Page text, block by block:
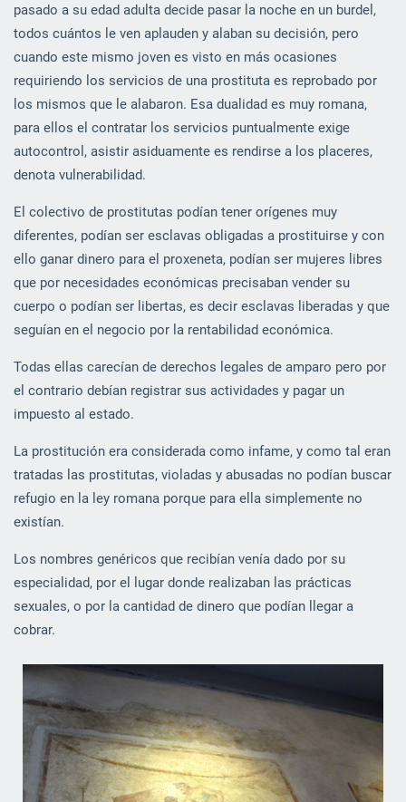
pasado a su edad adulta decide pasar la noche en un burdel,
todos cuántos le ven aplauden y alaban su decisión, pero
cuando este mismo joven es visto en más ocasiones
requiriendo los servicios de una prostituta es reprobado por
los mismos que le alabaron. Esa dualidad es muy romana,
para ellos el contratar los servicios puntualmente exige
autocontrol, asistir asiduamente es rendirse a los placeres,
denota vulnerabilidad.
El colectivo de prostitutas podían tener orígenes muy
diferentes, podían ser esclavas obligadas a prostituirse y con
ello ganar dinero para el proxeneta, podían ser mujeres libres
que por necesidades económicas precisaban vender su
cuerpo o podían ser libertas, es decir esclavas liberadas y que
seguían en el negocio por la rentabilidad económica.
Todas ellas carecían de derechos legales de amparo pero por
el contrario debían registrar sus actividades y pagar un
impuesto al estado.
La prostitución era considerada como infame, y como tal eran
tratadas las prostitutas, violadas y abusadas no podían buscar
refugio en la ley romana porque para ella simplemente no
existían.
Los nombres genéricos que recibían venía dado por su
especialidad, por el lugar donde realizaban las prácticas
sexuales, o por la cantidad de dinero que podían llegar a
cobrar.